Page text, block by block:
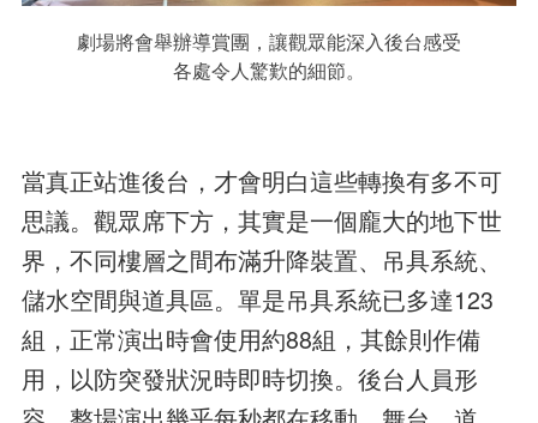
劇場將會舉辦導賞團，讓觀眾能深入後台感受
各處令人驚歎的細節。
當真正站進後台，才會明白這些轉換有多不可
思議。觀眾席下方，其實是一個龐大的地下世
界，不同樓層之間布滿升降裝置、吊具系統、
儲水空間與道具區。單是吊具系統已多達123
組，正常演出時會使用約88組，其餘則作備
用，以防突發狀況時即時切換。後台人員形